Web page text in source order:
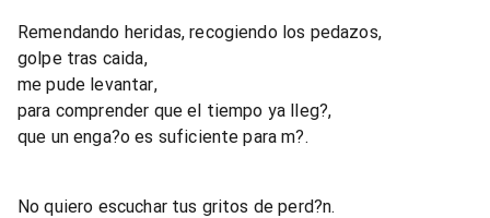
Remendando heridas, recogiendo los pedazos,
golpe tras caida,
me pude levantar,
para comprender que el tiempo ya lleg?,
que un enga?o es suficiente para m?.
No quiero escuchar tus gritos de perd?n.